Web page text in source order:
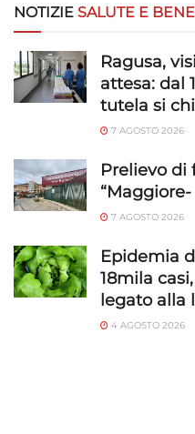
NOTIZIE SALUTE E
Ragusa,
attesa: dal
tutela si
7 AGOSTO 2026
Prelievo di
7 AGOSTO 2026
Epidemia
18mila
legato alla
4 AGOSTO 2026